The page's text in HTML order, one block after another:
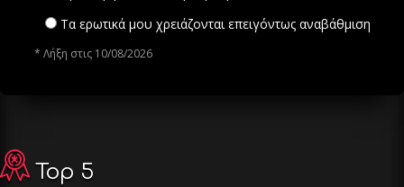
Τα ερωτικά μου χρειάζονται επειγόντως αναβάθμιση
* Λήξη στις 10/08/2026
Top 5